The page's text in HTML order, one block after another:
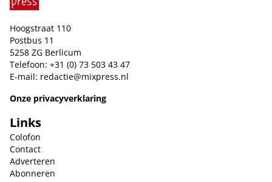
Hoogstraat 110
Postbus 11
5258 ZG Berlicum
Telefoon: +31 (0) 73 503 43 47
E-mail: redactie@mixpress.nl
Onze privacyverklaring
Links
Colofon
Contact
Adverteren
Abonneren